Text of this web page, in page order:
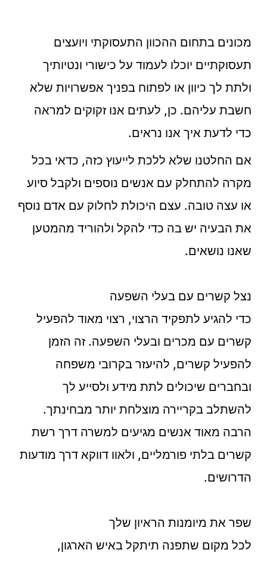
מכונים בתחום ההכוון התעסוקתי ויועצים
תעסוקתיים יוכלו לעמוד על כישורי ונטיותיך
ולתת לך כיוון או לפתוח בפניך אפשרויות שלא
חשבת עליהם. כן, לעתים אנו זקוקים למראה
כדי לדעת איך אנו נראים.
אם החלטנו שלא ללכת לייעוץ כזה, כדאי בכל
מקרה להתחלק עם אנשים נוספים ולקבל סיוע
או עצה טובה. עצם היכולת לחלוק עם אדם נוסף
את הבעיה יש בה כדי להקל ולהוריד מהמטען
שאנו נושאים.
נצל קשרים עם בעלי השפעה
כדי להגיע לתפקיד הרצוי, רצוי מאוד להפעיל
קשרים עם מכרים ובעלי השפעה. זה הזמן
להפעיל קשרים, להיעזר בקרובי משפחה
ובחברים שיכולים לתת מידע ולסייע לך
להשתלב בקריירה מוצלחת יותר מבחינתך.
הרבה מאוד אנשים מגיעים למשרה דרך רשת
קשרים בלתי פורמליים, ולאוו דווקא דרך מודעות
הדרושים.
שפר את מיומנות הראיון שלך
לכל מקום שתפנה תיתקל באיש הארגון,